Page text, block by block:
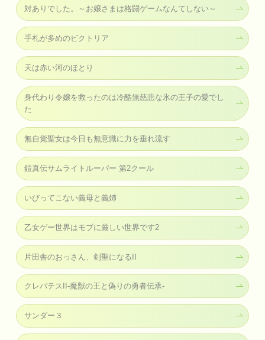
対ありでした。～お嬢さまは格闘ゲームなんてしない～
手札が多めのビクトリア
天は赤い河のほとり
身代わり令嬢を救ったのは冷酷無慈悲な氷の王子の愛でし
た
無自覚聖女は今日も無意識に力を垂れ流す
鎧真伝サムライトルーパー 第2クール
いびってこない義母と義姉
乙女ゲー世界はモブに厳しい世界です2
片田舎のおっさん、剣聖になるII
クレバテスII-魔獣の王と偽りの勇者伝承-
サンダー３